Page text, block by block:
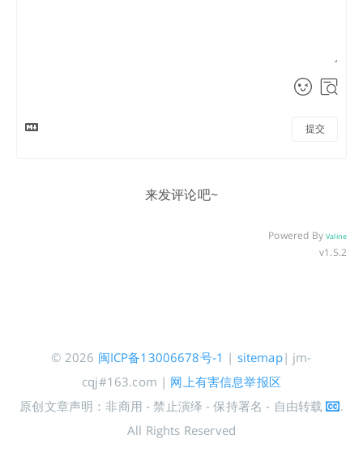
提交
来发评论吧~
Powered ByValine
v1.5.2
© 2026 闽ICP备13006678号-1 | sitemap| jm-
cqj#163.com | 网上有害信息举报区
原创文章声明：非商用 - 禁止演绎 - 保持署名 - 自由转载
.
All Rights Reserved